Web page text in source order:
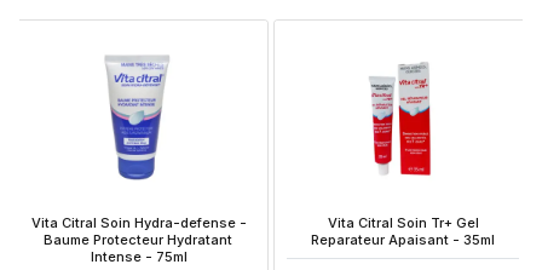
Vita Citral Soin Hydra-defense -
Baume Protecteur Hydratant
Intense - 75ml
Vita Citral Soin Tr+ Gel
Reparateur Apaisant - 35ml